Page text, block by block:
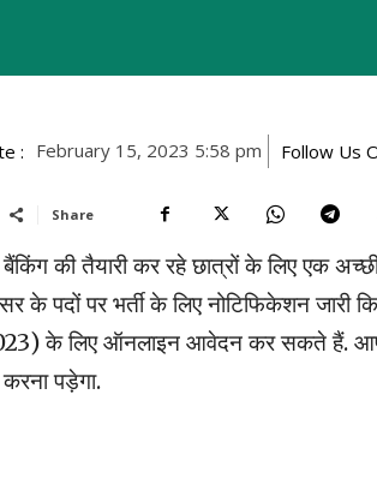
: February 15, 2023 5:58 pm Follow Us
Share
बैंकिंग की तैयारी कर रहे छात्रों के लिए एक
पदों पर भर्ती के लिए नोटिफिकेशन जारी
के लिए ऑनलाइन आवेदन कर सकते हैं.
पड़ेगा.